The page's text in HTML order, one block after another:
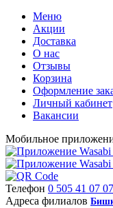
Меню
Акции
Доставка
О нас
Отзывы
Корзина
Оформление
Личный кабинет
Вакансии
Мобильное
Телефон 0 505 41 07 07
Адреса филиалов